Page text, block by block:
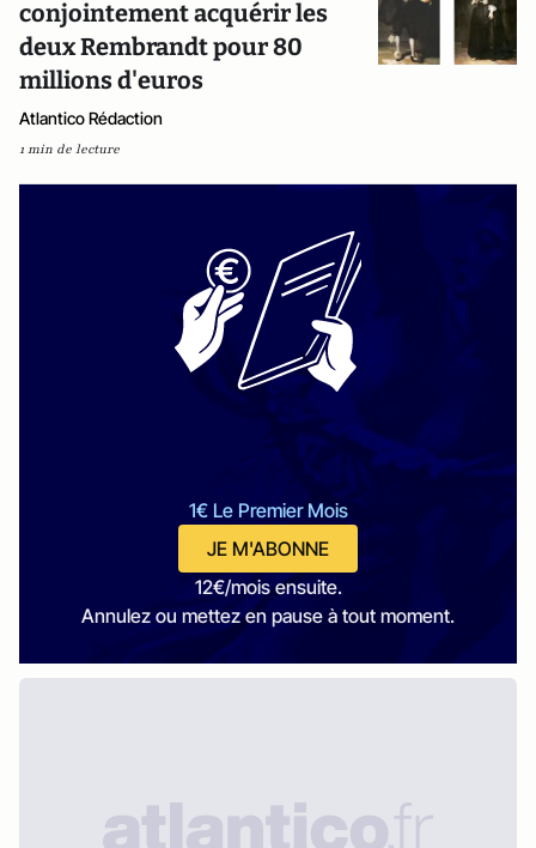
conjointement acquérir les
deux Rembrandt pour 80
millions d'euros
Atlantico Rédaction
1 min de lecture
1€ Le Premier Mois
JE M'ABONNE
12€/mois ensuite.
Annulez ou mettez en pause à tout moment.